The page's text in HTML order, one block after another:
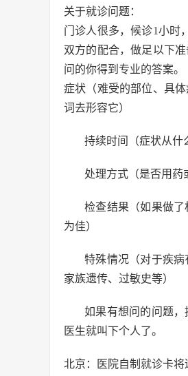
关于就诊问题：
门诊人很多，候诊1小时
双方的配合，做足以下
问的你得到专业的答案。
症状（难受的部位、具
词去形容它）
持续时间（症状从什
处理方式（是否用药
检查结果（如果做
为佳）
特殊情况（对于疾病
家族遗传、过敏史等）
如果有想问的问题
医生就叫下个人了。
北京：医院自制就诊卡将